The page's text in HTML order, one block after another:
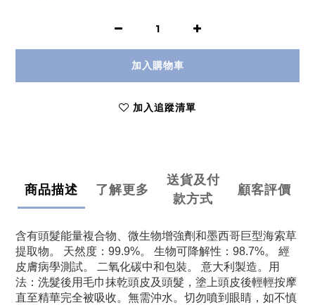
加入購物車
加入追蹤清單
商品描述 了解更多
送貨及付
款方式
顧客評價
含有頭髮能量複合物、微生物增強劑和墨西哥巨型海索草
提取物。 天然度：99.9%。 生物可降解性：98.7%。 經
皮膚病學測試。 二氧化碳中和包裝。 意大利製造。用
法：洗髮後用毛巾抹乾頭皮及頭髮，塗上頭皮後輕輕按摩
直至精華完全被吸收。無需沖水。切勿噴到眼睛，如不慎